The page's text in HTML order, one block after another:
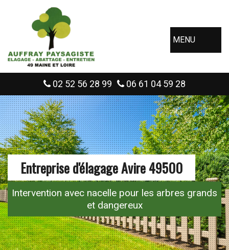
MENU
02 52 56 28 99 06 61 04 59 28
Entreprise d'élagage Avire 49500
Intervention avec nacelle pour les arbres grands
et dangereux